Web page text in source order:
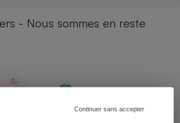
Continuer sans accepter
- Nous sommes en reste